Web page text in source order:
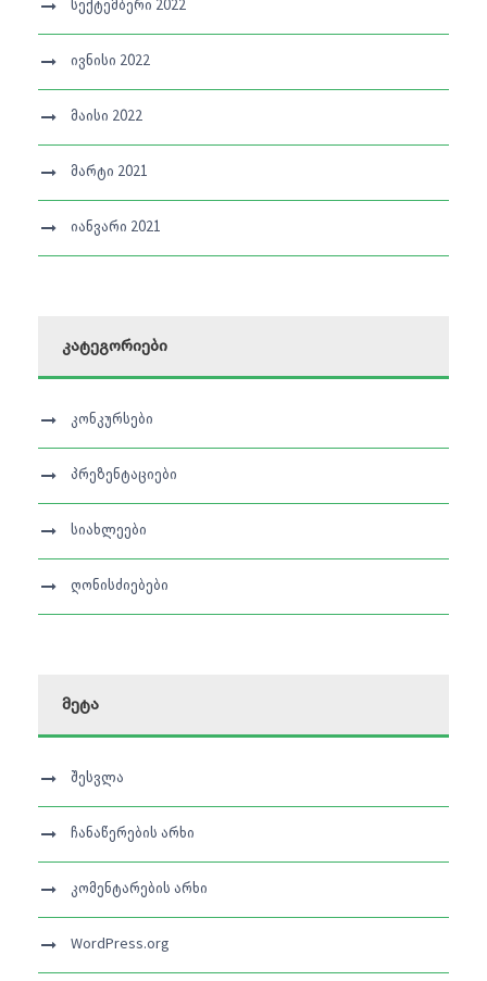
სექტემბერი 2022
ივნისი 2022
მაისი 2022
მარტი 2021
იანვარი 2021
კატეგორიები
კონკურსები
პრეზენტაციები
სიახლეები
ღონისძიებები
მეტა
შესვლა
ჩანაწერების არხი
კომენტარების არხი
WordPress.org